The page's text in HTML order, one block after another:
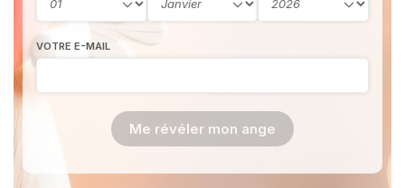
VOTRE E-MAIL
Me révéler mon ange